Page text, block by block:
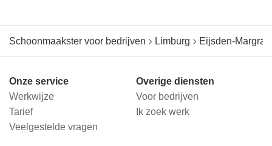
Schoonmaakster voor bedrijven Limburg Eijsden-
Onze service
Werkwijze
Tarief
Veelgestelde vragen
Overige diensten
Voor bedrijven
Ik zoek werk